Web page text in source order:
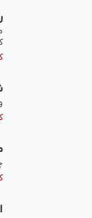
کد
کد
کد